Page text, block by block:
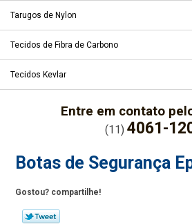
Tarugos de Nylon
Tecidos de Fibra de Carbono
Tecidos Kevlar
Entre em contato
(11) 4061-
Botas de Segurança
Gostou? compartilhe!